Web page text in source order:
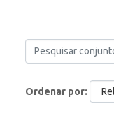
Ordenar por